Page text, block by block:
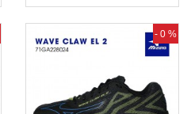
- 0 %